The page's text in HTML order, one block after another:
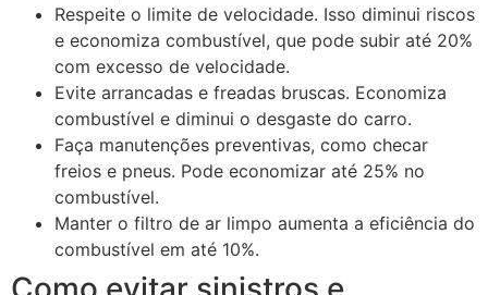
Respeite o limite de velocidade. Isso diminui riscos
e economiza combustível, que pode subir até 20%
com excesso de velocidade.
Evite arrancadas e freadas bruscas. Economiza
combustível e diminui o desgaste do carro.
Faça manutenções preventivas, como checar
freios e pneus. Pode economizar até 25% no
combustível.
Manter o filtro de ar limpo aumenta a eficiência do
combustível em até 10%.